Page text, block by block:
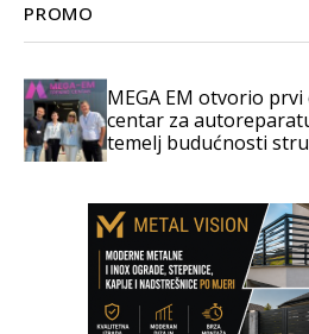
PROMO
MEGA EM otvorio
centar za
temelj budućnosti